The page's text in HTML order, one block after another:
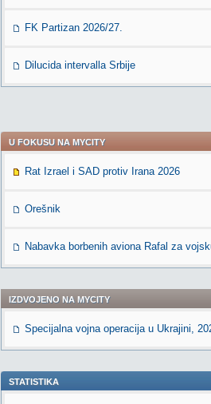
FK Partizan 2026/27.
Dilucida intervalla Srbije
U FOKUSU NA MYCITY
Rat Izrael i SAD protiv Irana 2026
Orešnik
Nabavka borbenih aviona Rafal za
IZDVOJENO NA MYCITY
Specijalna vojna operacija u Ukrajini,
STATISTIKA